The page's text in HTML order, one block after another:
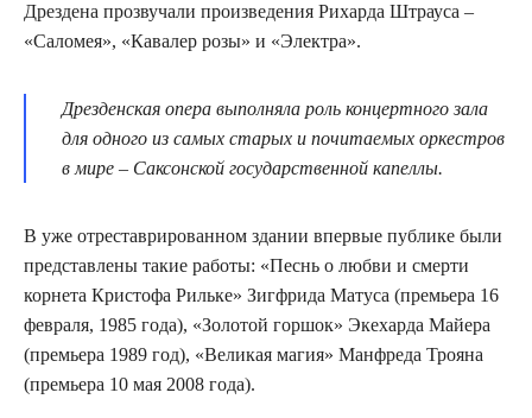
Дрездена прозвучали произведения Рихарда Штрауса –
«Саломея», «Кавалер розы» и «Электра».
Дрезденская опера выполняла роль концертного зала
для одного из самых старых и почитаемых оркестров
в мире – Саксонской государственной капеллы.
В уже отреставрированном здании впервые публике были
представлены такие работы: «Песнь о любви и смерти
корнета Кристофа Рильке» Зигфрида Матуса (премьера 16
февраля, 1985 года), «Золотой горшок» Экехарда Майера
(премьера 1989 год), «Великая магия» Манфреда Трояна
(премьера 10 мая 2008 года).